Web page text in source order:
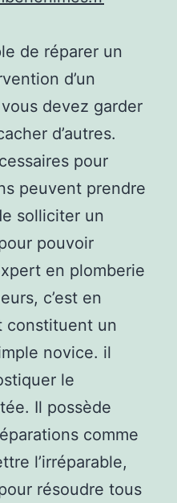
de réparer un
d’un
devez garder
d’autres.
pour
peuvent prendre
solliciter un
pouvoir
en plomberie
c’est en
constituent un
novice. il
le
Il possède
comme
l’irréparable,
résoudre tous